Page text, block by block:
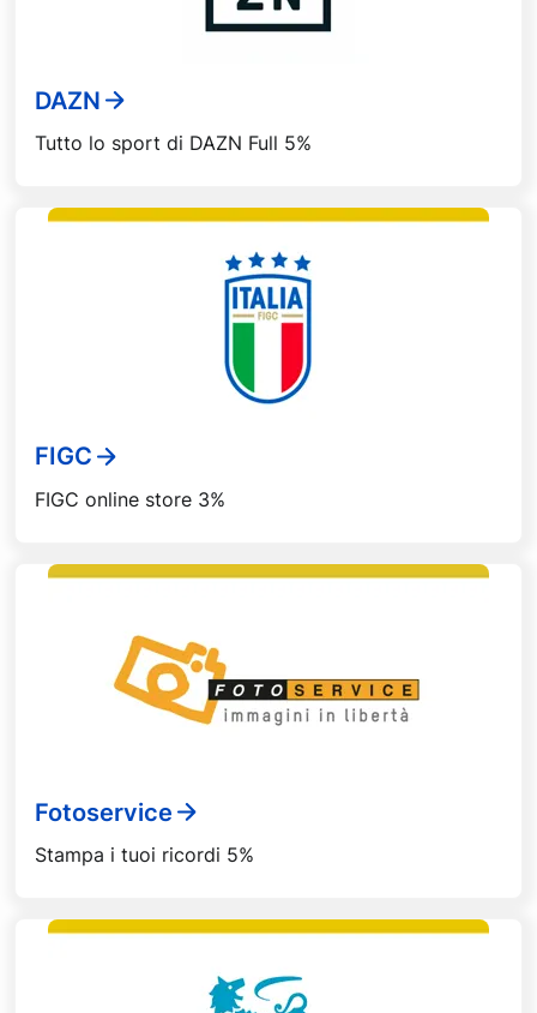
DAZN
Tutto lo sport di DAZN Full 5%
FIGC
FIGC online store 3%
Fotoservice
Stampa i tuoi ricordi 5%